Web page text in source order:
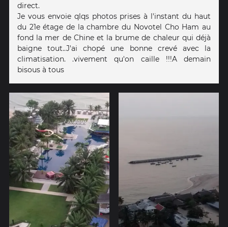
direct.
Je vous envoie qlqs photos prises à l'instant du haut
du 21e étage de la chambre du Novotel Cho Ham au
fond la mer de Chine et la brume de chaleur qui déjà
baigne tout..J'ai chopé une bonne crevé avec la
climatisation. .vivement qu'on caille !!!A demain
bisous à tous